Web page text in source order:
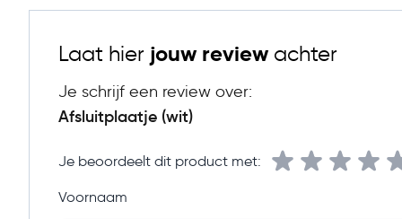
Laat hier jouw review achter
Je schrijf een review over:
Afsluitplaatje (wit)
Je beoordeelt dit product met:
Voornaam